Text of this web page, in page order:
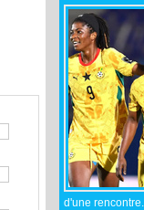
d'une rencontre...